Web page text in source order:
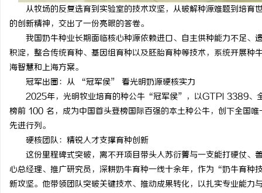
从牧场的反复选育到实验室的技术攻坚，从破解种源难题到培
的创新精神，交出了一份亮眼的答卷。
我国奶牛种业长期面临核心种源依赖进口、自主供种能力不足
积淀，整合传统育种、基因组育种以及胚胎育种等技术，系统开展
海智慧和上海方案。
冠军出圈：从 “冠军侯” 看光明奶源硬核实力
2025年，光明牧业培育的种公牛“冠军侯”，以GTPI 3389、
榜前 100 名，成为中国首头登榜国际百强的本土种公牛，创下全国
先进行列。
硬核团队：精锐人才支撑育种创新
这份里程碑式突破，离不开项目带头人苏衍菁与一支能打硬仗
心总经理、推广研究员，深耕奶牛育种一线十余年，作为“奶牛育
新攻坚。他带领团队突破关键技术、推动成果转化，以扎实专业能